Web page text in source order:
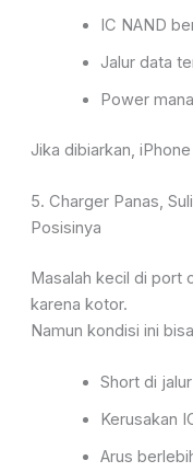
IC NAND
Jalur data
Power
Jika dibiarkan,
5. Charger Panas,
Posisinya
Masalah kecil di port
karena kotor.
Namun kondisi ini
Short di
Kerusakan
Arus